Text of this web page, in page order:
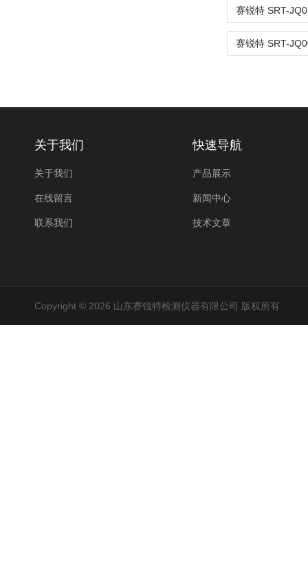
关于我们
关于我们
在线留言
联系我们
快速导航
产品展示
新闻中心
技术文章
Copyright © 2026 山东赛锐特检测仪器有限公司 版权所有